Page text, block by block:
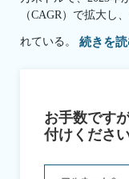
（CAGR）で拡大し
れている。 続きを
お手数です
付けください